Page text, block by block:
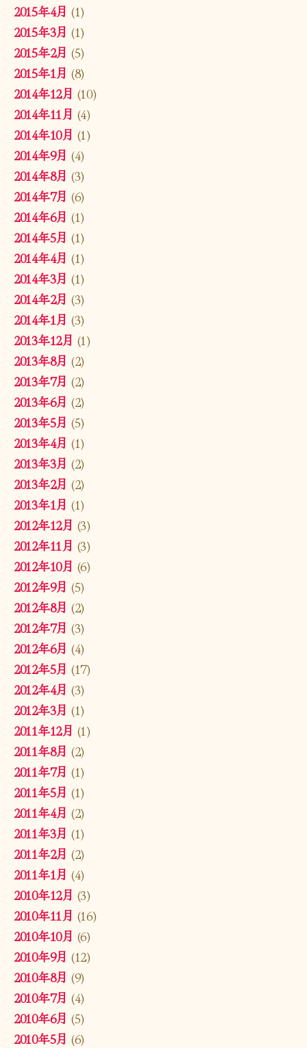
2015年4月 (1)
2015年3月 (1)
2015年2月 (5)
2015年1月 (8)
2014年12月 (10)
2014年11月 (4)
2014年10月 (1)
2014年9月 (4)
2014年8月 (3)
2014年7月 (6)
2014年6月 (1)
2014年5月 (1)
2014年4月 (1)
2014年3月 (1)
2014年2月 (3)
2014年1月 (3)
2013年12月 (1)
2013年8月 (2)
2013年7月 (2)
2013年6月 (2)
2013年5月 (5)
2013年4月 (1)
2013年3月 (2)
2013年2月 (2)
2013年1月 (1)
2012年12月 (3)
2012年11月 (3)
2012年10月 (6)
2012年9月 (5)
2012年8月 (2)
2012年7月 (3)
2012年6月 (4)
2012年5月 (17)
2012年4月 (3)
2012年3月 (1)
2011年12月 (1)
2011年8月 (2)
2011年7月 (1)
2011年5月 (1)
2011年4月 (2)
2011年3月 (1)
2011年2月 (2)
2011年1月 (4)
2010年12月 (3)
2010年11月 (16)
2010年10月 (6)
2010年9月 (12)
2010年8月 (9)
2010年7月 (4)
2010年6月 (5)
2010年5月 (6)